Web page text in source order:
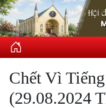
Chết Vì
(29.08.2024